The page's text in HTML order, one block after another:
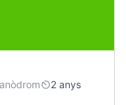
2 anys